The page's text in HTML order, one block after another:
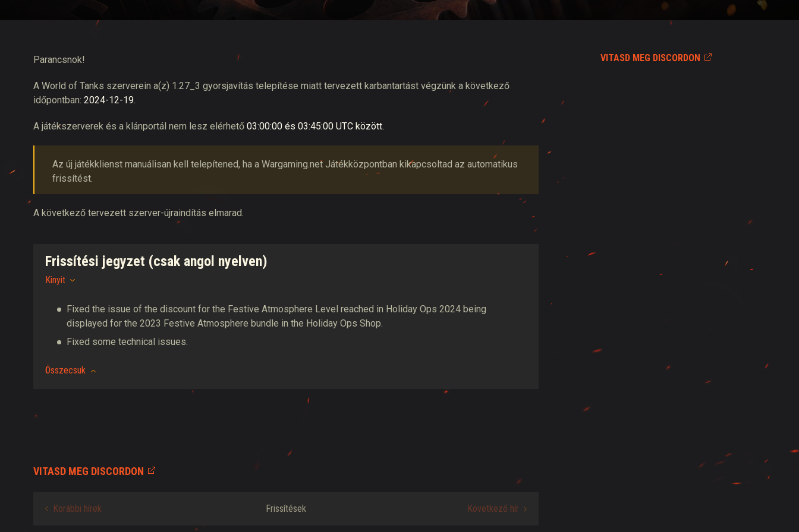
VITASD MEG DISCORDON
Parancsnok!
A World of Tanks szerverein a(z) 1.27_3 gyorsjavítás telepítése miatt tervezett karbantartást végzünk a következő
időpontban: 2024-12-19.
A játékszerverek és a klánportál nem lesz elérhető 03:00:00 és 03:45:00 UTC között.
Az új játékklienst manuálisan kell telepítened, ha a Wargaming.net Játékközpontban kikapcsoltad az automatikus
frissítést.
A következő tervezett szerver-újraindítás elmarad.
Frissítési jegyzet (csak angol nyelven)
Kinyit
Fixed the issue of the discount for the Festive Atmosphere Level reached in Holiday Ops 2024 being
displayed for the 2023 Festive Atmosphere bundle in the Holiday Ops Shop.
Fixed some technical issues.
Összecsuk
VITASD MEG DISCORDON
Korábbi hírek Frissítések Következő hír